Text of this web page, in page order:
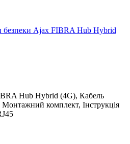
безпеки Ajax FIBRA Hub Hybrid
Hub Hybrid (4G), Кабель
комплект, Інструкція